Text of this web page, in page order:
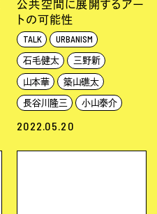
公共空間に展開するアー
トの可能性
TALK
URBANISM
石毛健太 三野新
山本華 築山礁太
長谷川隆三 小山泰介
2022.05.20